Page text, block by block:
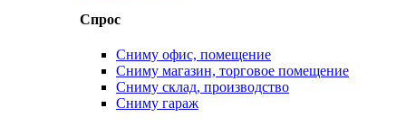
Спрос
Сниму офис, помещение
Сниму магазин, торговое помещение
Сниму склад, производство
Сниму гараж